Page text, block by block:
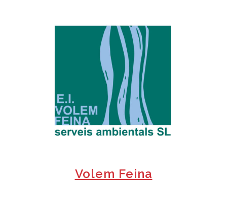
+
Volem Feina